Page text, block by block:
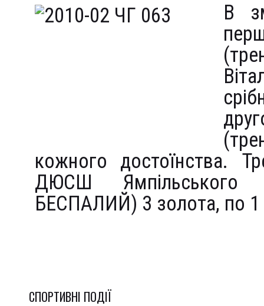
В
кожного достоїнства.
ДЮСШ Ямпільського
БЕСПАЛИЙ) 3 золота, по 1
СПОРТИВНI ПОДІЇ